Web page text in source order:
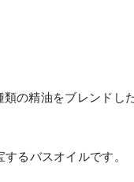
の精油をブレンドし
るバスオイルです。